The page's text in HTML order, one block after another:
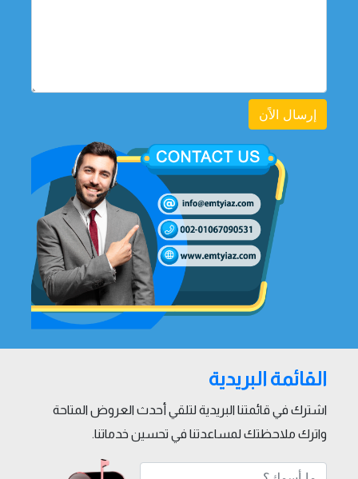
إرسال الاًن
القائمة البريدية
اشترك في قائمتنا البريدية لتلقي أحدث العروض المتاحة
واترك ملاحظتك لمساعدتنا في تحسين خدماتنا.